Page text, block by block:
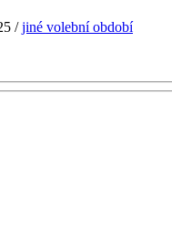
/jiné volební období